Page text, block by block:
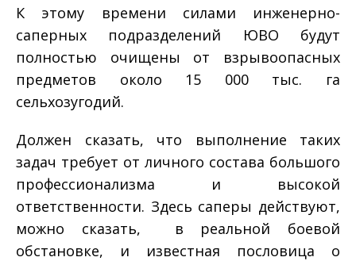
К этому времени силами инженерно­
саперных подразделений ЮВО будут
полностью очищены от взрывоопасных
предметов около 15 000 тыс. га
сельхозугодий.
Должен сказать, что выполнение таких
задач требует от личного состава большого
профессионализма и высокой
ответственности. Здесь саперы действуют,
можно сказать, в реальной боевой
обстановке, и известная пословица о